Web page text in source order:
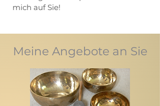
mich auf Sie!
Meine Angebote an Sie